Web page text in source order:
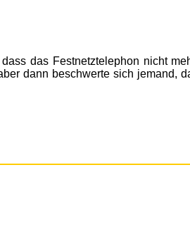
das Festnetztelephon nicht
dann beschwerte sich jemand,